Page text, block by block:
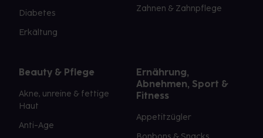
Diabetes
Erkältung
Zahnen & Zahnpflege
Beauty & Pflege
Akne, unreine & fettige
Haut
Anti-Age
Ernährung,
Abnehmen, Sport &
Fitness
Appetitzügler